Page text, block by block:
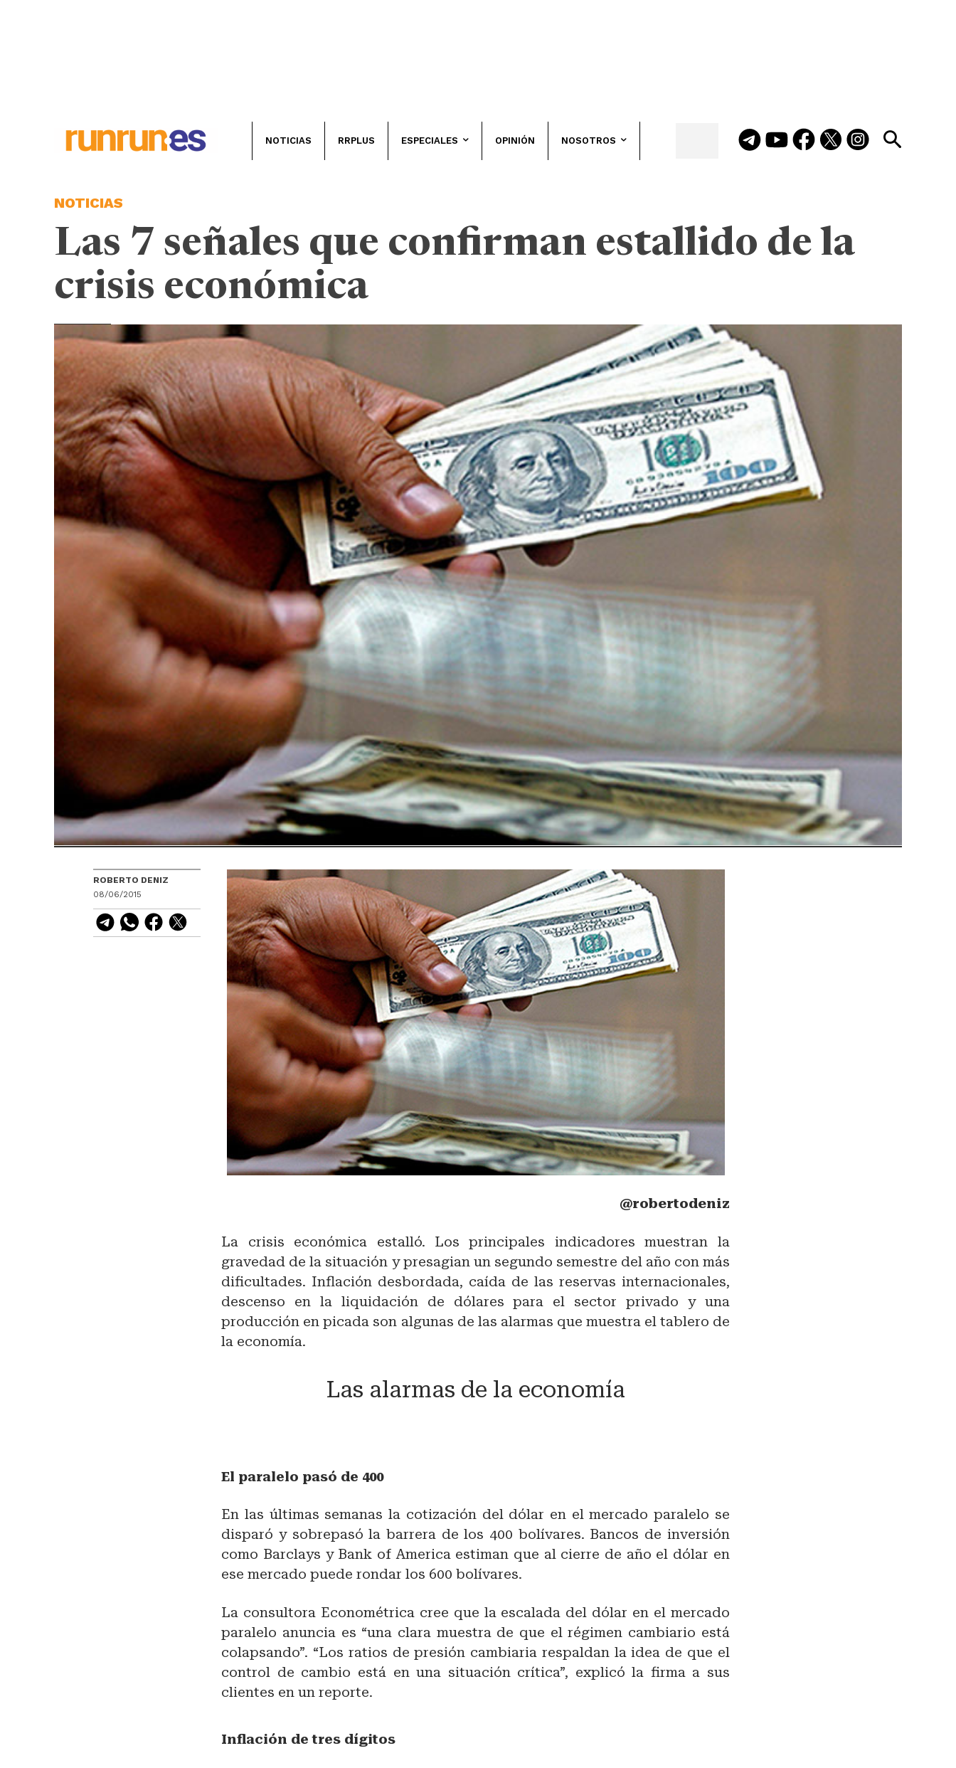
NOTICIAS RRPLUS ESPECIALES OPINIÓN NOSOTROS
NOTICIAS
Las 7 señales que confirman estallido de la
crisis económica
ROBERTO DENIZ
08/06/2015
@robertodeniz
La crisis económica estalló. Los principales indicadores muestran la
gravedad de la situación y presagian un segundo semestre del año con más
dificultades. Inflación desbordada, caída de las reservas internacionales,
descenso en la liquidación de dólares para el sector privado y una
producción en picada son algunas de las alarmas que muestra el tablero de
la economía.
Las alarmas de la economía
El paralelo pasó de 400
En las últimas semanas la cotización del dólar en el mercado paralelo se
disparó y sobrepasó la barrera de los 400 bolívares. Bancos de inversión
como Barclays y Bank of America estiman que al cierre de año el dólar en
ese mercado puede rondar los 600 bolívares.
La consultora Econométrica cree que la escalada del dólar en el mercado
paralelo anuncia es “una clara muestra de que el régimen cambiario está
colapsando”. “Los ratios de presión cambiaria respaldan la idea de que el
control de cambio está en una situación crítica”, explicó la firma a sus
clientes en un reporte.
Inflación de tres dígitos